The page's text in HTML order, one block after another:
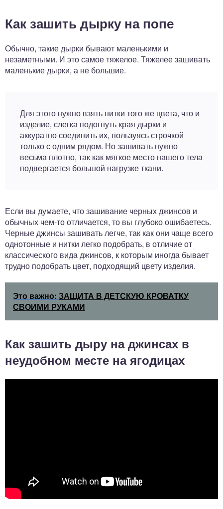
Как зашить дырку на попе
Обычно, такие дырки бывают маленькими и
незаметными. И это самое тяжелое. Тяжелее зашивать
маленькие дырки, а не большие.
Для этого нужно взять нитки того же цвета, что и
изделие, слегка подогнуть края дырки и
аккуратно соединить их, пользуясь строчкой
только с одним рядом. Но зашивать нужно
весьма плотно, так как мягкое место нашего тела
подвергается большой нагрузке ткани.
Если вы думаете, что зашивание черных джинсов и
обычных чем-то отличается, то вы глубоко ошибаетесь.
Черные джинсы зашивать легче, так как они чаще всего
однотонные и нитки легко подобрать, в отличие от
классического вида джинсов, к которым иногда бывает
трудно подобрать цвет, подходящий цвету изделия.
Это важно: ЗАЩИТА В ДЕТСКУЮ КРОВАТКУ
СВОИМИ РУКАМИ
Как зашить дыру на джинсах в
неудобном месте на ягодицах